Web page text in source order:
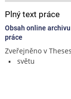
Plný text práce
Obsah online
práce
Zveřejněno v
světu